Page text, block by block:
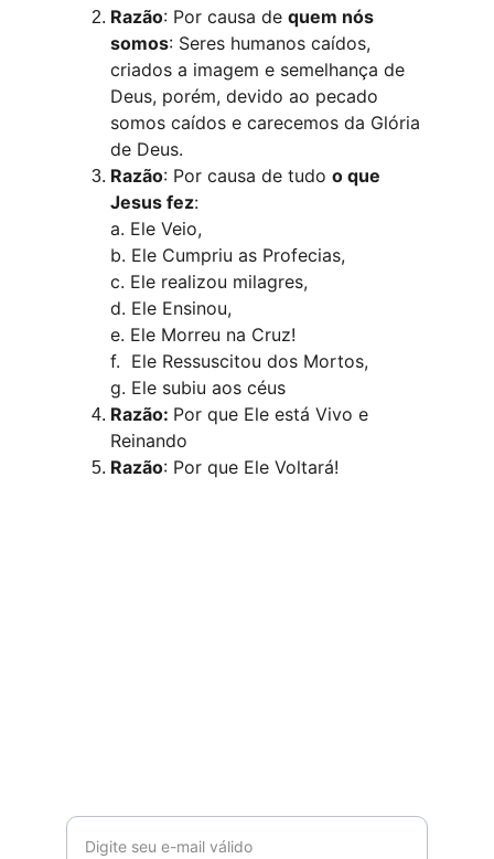
Razão: Por causa de quem nós
somos: Seres humanos caídos,
criados a imagem e semelhança de
Deus, porém, devido ao pecado
somos caídos e carecemos da Glória
de Deus.
Razão: Por causa de tudo o que
Jesus fez:
a. Ele Veio,
b. Ele Cumpriu as Profecias,
c. Ele realizou milagres,
d. Ele Ensinou,
e. Ele Morreu na Cruz!
f.  Ele Ressuscitou dos Mortos,
g. Ele subiu aos céus
Razão: Por que Ele está Vivo e
Reinando
Razão: Por que Ele Voltará!